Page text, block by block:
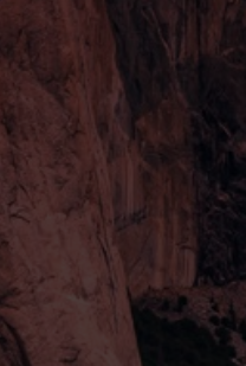
Подарочные сертификаты
Пояса для чулок